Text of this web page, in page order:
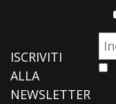
ISCRIVITI
ALLA
NEWSLETTER